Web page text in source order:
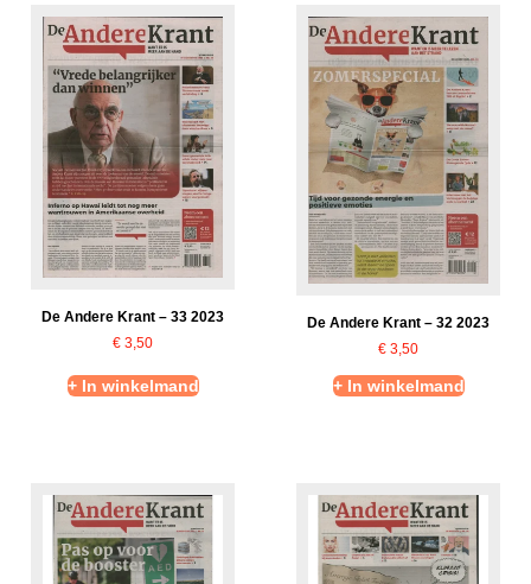
De Andere Krant – 33 2023
€ 3,50
+ In winkelmand
De Andere Krant – 32 2023
€ 3,50
+ In winkelmand